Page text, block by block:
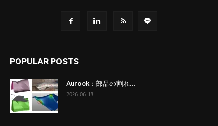
POPULAR POSTS
Aurock：部品の割れ...
2026-06-18